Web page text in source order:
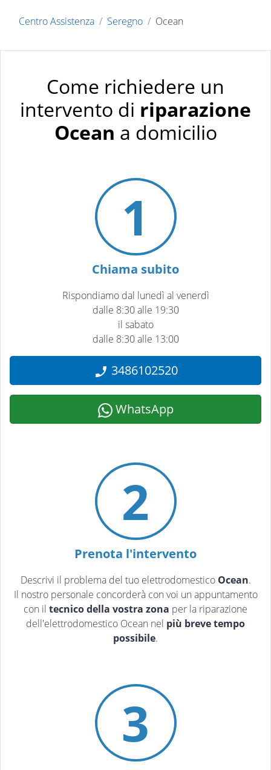
Centro Assistenza Seregno Ocean
Come richiedere un
intervento di riparazione
Ocean a domicilio
1
Chiama subito
Rispondiamo dal lunedì al venerdì
dalle 8:30 alle 19:30
il sabato
dalle 8:30 alle 13:00
3486102520
WhatsApp
2
Prenota l'intervento
Descrivi il problema del tuo elettrodomestico Ocean.
Il nostro personale concorderà con voi un appuntamento
con il tecnico della vostra zona per la riparazione
dell'elettrodomestico Ocean nel più breve tempo
possibile.
3